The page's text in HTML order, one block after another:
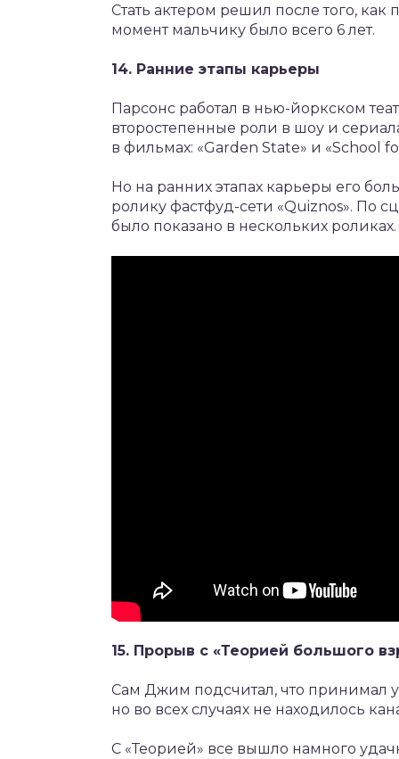
Стать актером решил после того, как
момент мальчику было всего 6 лет.
14. Ранние этапы карьеры
Парсонс работал в нью-йоркском
второстепенные роли в шоу и
в фильмах: «Garden State» и «School
Но на ранних этапах карьеры его
ролику фастфуд-сети «Quiznos». По
было показано в нескольких роликах.
15. Прорыв с «Теорией большого
Сам Джим подсчитал, что принимал
но во всех случаях не находилось
С «Теорией» все вышло намного